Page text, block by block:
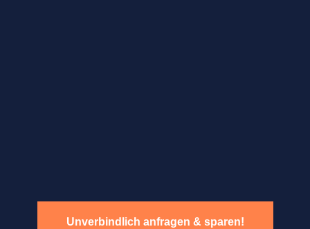
Unverbindlich anfragen & sparen!